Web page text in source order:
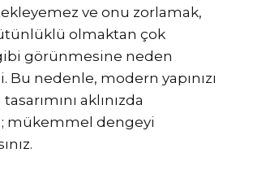
ve onu zorlamak,
olmaktan çok
görünmesine neden
Bu nedenle, modern yapınızı
aklınızda
mükemmel dengeyi